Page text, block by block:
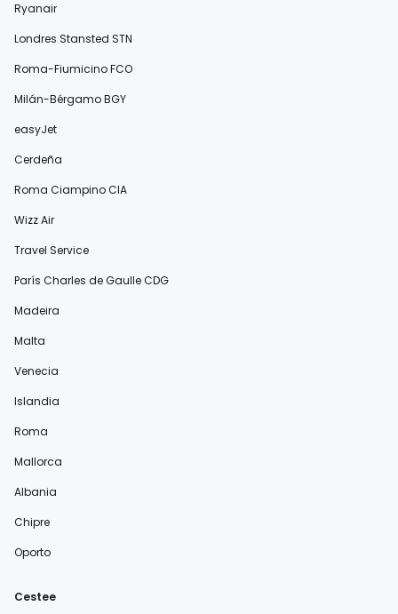
Ryanair
Londres Stansted STN
Roma-Fiumicino FCO
Milán-Bérgamo BGY
easyJet
Cerdeña
Roma Ciampino CIA
Wizz Air
Travel Service
París Charles de Gaulle CDG
Madeira
Malta
Venecia
Islandia
Roma
Mallorca
Albania
Chipre
Oporto
Cestee